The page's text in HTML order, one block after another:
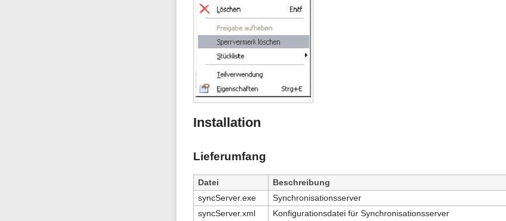
Installation
Lieferumfang
Datei
Beschreibung
syncServer.exe
Synchronisationsserver
syncServer.xml
Konfigurationsdatei für Synchronisationsserver